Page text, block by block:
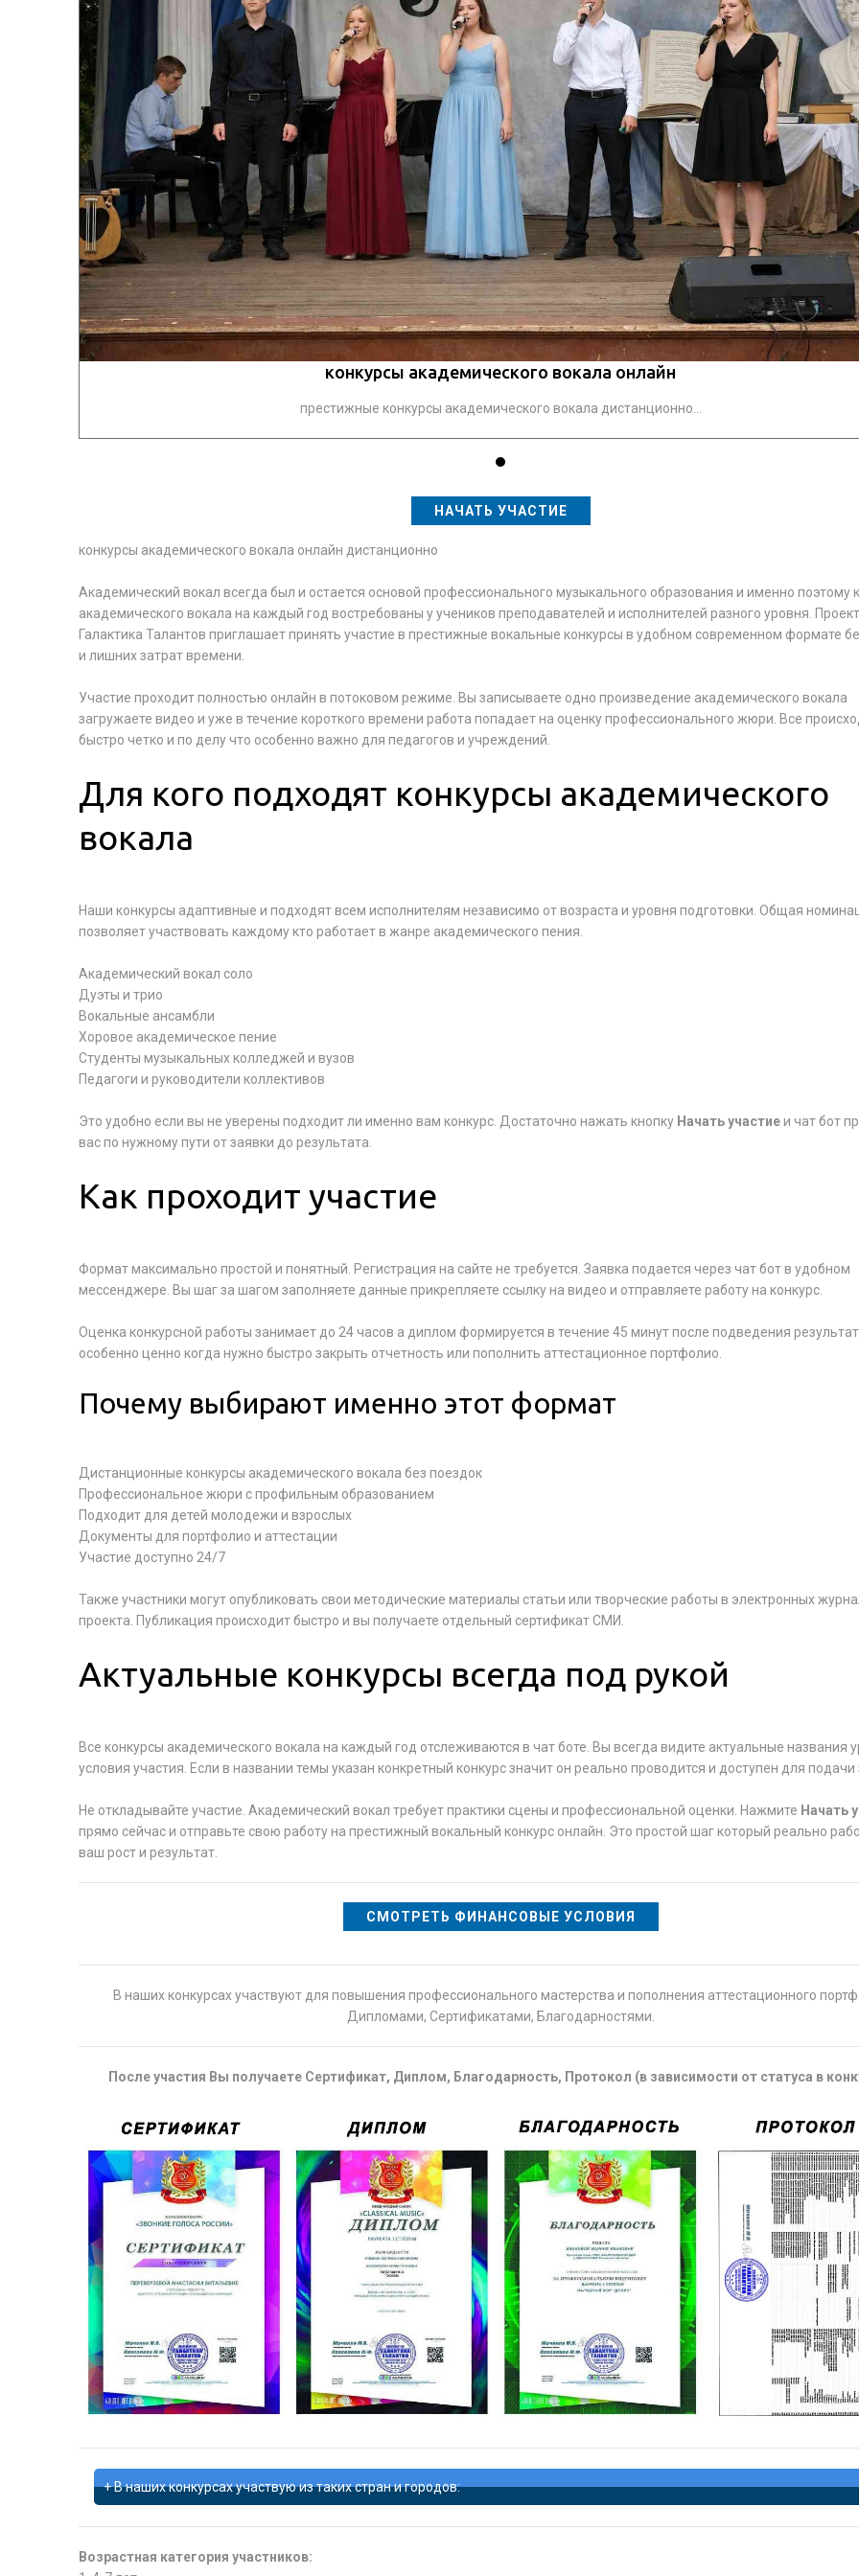
конкурсы академического вокала онлайн
престижные конкурсы академического вокала дистанционно...
НАЧАТЬ УЧАСТИЕ
конкурсы академического вокала онлайн дистанционно
Академический вокал всегда был и остается основой профессионального музыкального образования и именно поэтому
академического вокала на каждый год востребованы у учеников преподавателей и исполнителей разного уровня. Проект
Галактика Талантов приглашает принять участие в престижные вокальные конкурсы в удобном современном формате
и лишних затрат времени.
Участие проходит полностью онлайн в потоковом режиме. Вы записываете одно произведение академического вокала
загружаете видео и уже в течение короткого времени работа попадает на оценку профессионального жюри. Все
быстро четко и по делу что особенно важно для педагогов и учреждений.
Для кого подходят конкурсы академического
вокала
Наши конкурсы адаптивные и подходят всем исполнителям независимо от возраста и уровня подготовки. Общая
позволяет участвовать каждому кто работает в жанре академического пения.
Академический вокал соло
Дуэты и трио
Вокальные ансамбли
Хоровое академическое пение
Студенты музыкальных колледжей и вузов
Педагоги и руководители коллективов
Это удобно если вы не уверены подходит ли именно вам конкурс. Достаточно нажать кнопку Начать участиеи чат бот
вас по нужному пути от заявки до результата.
Как проходит участие
Формат максимально простой и понятный. Регистрация на сайте не требуется. Заявка подается через чат бот в удобном
мессенджере. Вы шаг за шагом заполняете данные прикрепляете ссылку на видео и отправляете работу на конкурс.
Оценка конкурсной работы занимает до 24 часов а диплом формируется в течение 45 минут после подведения
особенно ценно когда нужно быстро закрыть отчетность или пополнить аттестационное портфолио.
Почему выбирают именно этот формат
Дистанционные конкурсы академического вокала без поездок
Профессиональное жюри с профильным образованием
Подходит для детей молодежи и взрослых
Документы для портфолио и аттестации
Участие доступно 24/7
Также участники могут опубликовать свои методические материалы статьи или творческие работы в электронных
проекта. Публикация происходит быстро и вы получаете отдельный сертификат СМИ.
Актуальные конкурсы всегда под рукой
Все конкурсы академического вокала на каждый год отслеживаются в чат боте. Вы всегда видите актуальные названия
условия участия. Если в названии темы указан конкретный конкурс значит он реально проводится и доступен для подачи
Не откладывайте участие. Академический вокал требует практики сцены и профессиональной оценки. Нажмите Начать
прямо сейчас и отправьте свою работу на престижный вокальный конкурс онлайн. Это простой шаг который реально
ваш рост и результат.
СМОТРЕТЬ ФИНАНСОВЫЕ УСЛОВИЯ
В наших конкурсах участвуют для повышения профессионального мастерства и пополнения аттестационного
Дипломами, Сертификатами, Благодарностями.
После участия Вы получаете Сертификат, Диплом, Благодарность, Протокол (в зависимости от статуса в
В наших конкурсах участвую из таких стран и городов:
Возрастная категория участников: